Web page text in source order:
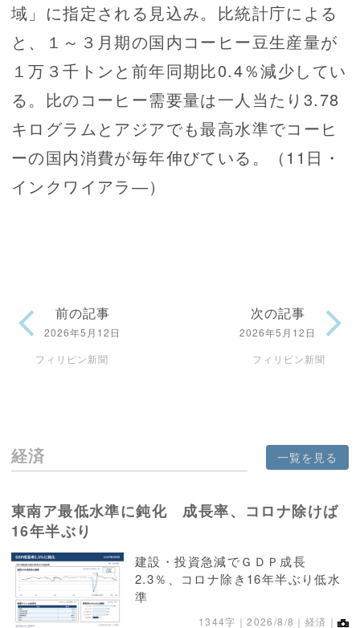
域」に指定される見込み。比統計庁による
と、１～３月期の国内コーヒー豆生産量が
１万３千トンと前年同期比0.4％減少してい
る。比のコーヒー需要量は一人当たり3.78
キログラムとアジアでも最高水準でコーヒ
ーの国内消費が毎年伸びている。（11日・
インクワイアラ―）
前の記事
2026年5月12日
フィリピン新聞
次の記事
2026年5月12日
フィリピン新聞
経済 一覧を見る
東南ア最低水準に鈍化 成長率、コロナ除けば
16年半ぶり
建設・投資急減でＧＤＰ成長
2.3％、コロナ除き16年半ぶり低水
準
1344字｜2026/8/8 ｜経済｜